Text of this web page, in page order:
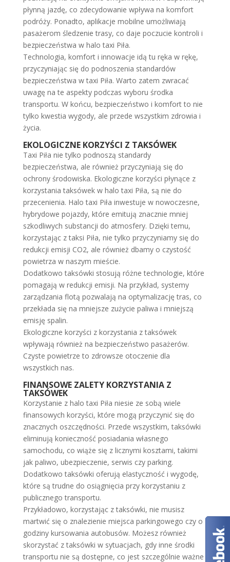
płynną jazdę, co zdecydowanie wpływa na komfort
podróży. Ponadto, aplikacje mobilne umożliwiają
pasażerom śledzenie trasy, co daje poczucie kontroli i
bezpieczeństwa w halo taxi Piła.
Technologia, komfort i innowacje idą tu ręka w rękę,
przyczyniając się do podnoszenia standardów
bezpieczeństwa w taxi Piła. Warto zatem zwracać
uwagę na te aspekty podczas wyboru środka
transportu. W końcu, bezpieczeństwo i komfort to nie
tylko kwestia wygody, ale przede wszystkim zdrowia i
życia.
EKOLOGICZNE KORZYŚCI Z TAKSÓWEK
Taxi Piła nie tylko podnoszą standardy
bezpieczeństwa, ale również przyczyniają się do
ochrony środowiska. Ekologiczne korzyści płynące z
korzystania taksówek w halo taxi Piła, są nie do
przecenienia. Halo taxi Piła inwestuje w nowoczesne,
hybrydowe pojazdy, które emitują znacznie mniej
szkodliwych substancji do atmosfery. Dzięki temu,
korzystając z taksi Piła, nie tylko przyczyniamy się do
redukcji emisji CO2, ale również dbamy o czystość
powietrza w naszym mieście.
Dodatkowo taksówki stosują różne technologie, które
pomagają w redukcji emisji. Na przykład, systemy
zarządzania flotą pozwalają na optymalizację tras, co
przekłada się na mniejsze zużycie paliwa i mniejszą
emisję spalin.
Ekologiczne korzyści z korzystania z taksówek
wpływają również na bezpieczeństwo pasażerów.
Czyste powietrze to zdrowsze otoczenie dla
wszystkich nas.
FINANSOWE ZALETY KORZYSTANIA Z
TAKSÓWEK
Korzystanie z halo taxi Piła niesie ze sobą wiele
finansowych korzyści, które mogą przyczynić się do
znacznych oszczędności. Przede wszystkim, taksówki
eliminują konieczność posiadania własnego
samochodu, co wiąże się z licznymi kosztami, takimi
jak paliwo, ubezpieczenie, serwis czy parking.
Dodatkowo taksówki oferują elastyczność i wygodę,
które są trudne do osiągnięcia przy korzystaniu z
publicznego transportu.
Przykładowo, korzystając z taksówki, nie musisz
martwić się o znalezienie miejsca parkingowego czy o
godziny kursowania autobusów. Możesz również
skorzystać z taksówki w sytuacjach, gdy inne środki
transportu nie są dostępne, co jest szczególnie ważne